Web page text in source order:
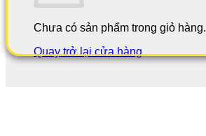
Chưa có sản phẩm trong giỏ hàng.
Quay trở lại cửa hàng